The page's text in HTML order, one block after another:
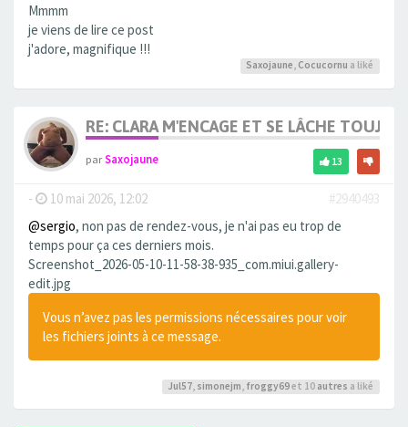
Mmmm
je viens de lire ce post
j'adore, magnifique !!!
Saxojaune, Cocucornu a liké
RE: CLARA M'ENCAGE ET SE LÂCHE
parSaxojaune 13
- 10 mai 2026, 12:02
#2940493
@sergio, non pas de rendez-vous, je n'ai pas eu trop de
temps pour ça ces derniers mois.
Screenshot_2026-05-10-11-58-38-935_com.miui.gallery-
edit.jpg
Vous n’avez pas les permissions nécessaires pour voir
les fichiers joints à ce message.
Jul57, simonejm, froggy69et 10 autres a liké